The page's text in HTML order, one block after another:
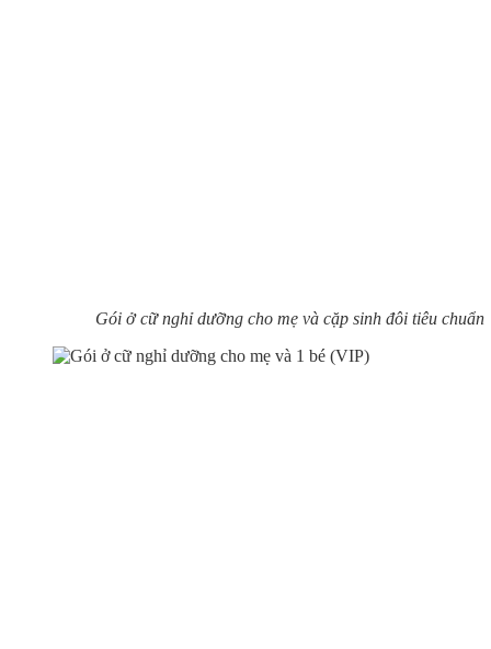
Gói ở cữ nghỉ dưỡng cho mẹ và cặp sinh đôi tiêu chuẩn